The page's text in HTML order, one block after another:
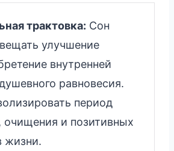
трактовка: Сон
улучшение
внутренней
равновесия.
период
очищения и позитивных
жизни.